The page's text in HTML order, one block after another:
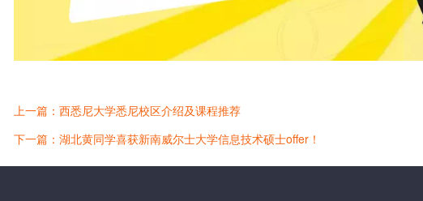
上一篇：西悉尼大学悉尼校区介绍及课程推荐
下一篇：湖北黄同学喜获新南威尔士大学信息技术硕士offer！